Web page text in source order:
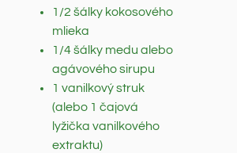
1/2 šálky kokosového
mlieka
1/4 šálky medu alebo
agávového sirupu
1 vanilkový struk
(alebo 1 čajová
lyžička vanilkového
extraktu)